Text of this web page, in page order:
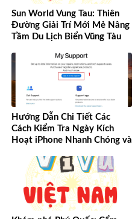
Sun World Vung Tau: Thiên
Đường Giải Trí Mới Mẻ Nâng
Tầm Du Lịch Biển Vũng Tàu
Hướng Dẫn Chi Tiết Các
Cách Kiểm Tra Ngày Kích
Hoạt iPhone Nhanh Chóng và